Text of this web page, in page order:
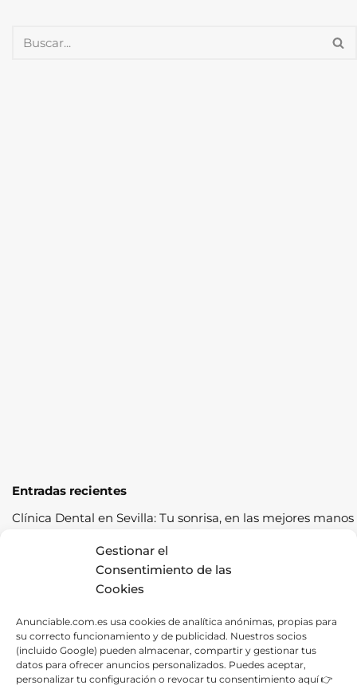
Gestionar el
Consentimiento de las
Cookies
Anunciable.com.es usa cookies de analítica anónimas, propias para
su correcto funcionamiento y de publicidad. Nuestros socios
(incluido Google) pueden almacenar, compartir y gestionar tus
datos para ofrecer anuncios personalizados. Puedes aceptar,
personalizar tu configuración o revocar tu consentimiento aquí 👉
Entradas recientes
Clínica Dental en Sevilla: Tu sonrisa, en las mejores manos
Cómo pasar la ITV a la primera: guía completa con
consejos prácticos
Los cereales sostenibles representan una oportunidad de
Fábrica de Canapés en Barcelona: La Mejor Opción para
tu Descanso
Las ventajas de contratar una empresa de alquiler de